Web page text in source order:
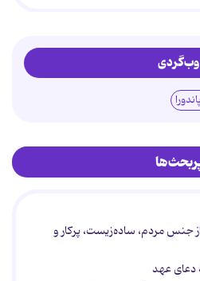
وب‌گردی
جنس مردم، ساده‌زیست، پرکار و
دعای عهد